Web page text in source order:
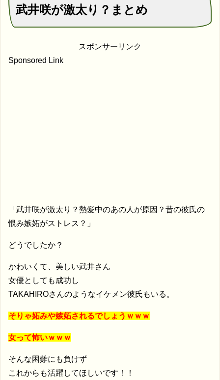
武井咲が激太り？まとめ
スポンサーリンク
Sponsored Link
「武井咲が激太り？熱愛中のあの人が原因？昔の彼氏の
恨み嫉妬がストレス？」
どうでしたか？
かわいくて、美しい武井さん
女優としても成功し
TAKAHIROさんのようなイケメン彼氏もいる。
そりゃ妬みや嫉妬されるでしょうｗｗｗ
女って怖いｗｗｗ
そんな困難にも負けず
これからも活躍してほしいです！！